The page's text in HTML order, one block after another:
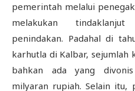
pemerintah melalui
melakukan
penindakan. Padahal di
karhutla di Kalbar, sejumlah
bahkan ada yang
milyaran rupiah. Selain itu,